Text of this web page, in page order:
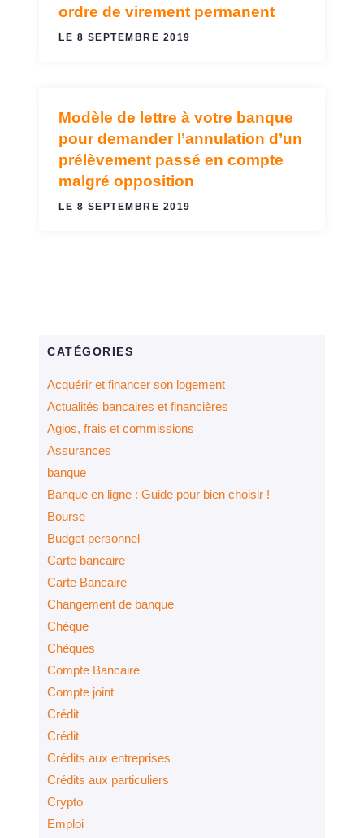
ordre de virement permanent
LE 8 SEPTEMBRE 2019
VIREMENTS ET PRÉLÈVEMENTS
Modèle de lettre à votre banque
pour demander l’annulation d’un
prélèvement passé en compte
malgré opposition
LE 8 SEPTEMBRE 2019
CATÉGORIES
Acquérir et financer son logement
Actualités bancaires et financières
Agios, frais et commissions
Assurances
banque
Banque en ligne : Guide pour bien choisir !
Bourse
Budget personnel
Carte bancaire
Carte Bancaire
Changement de banque
Chèque
Chèques
Compte Bancaire
Compte joint
Crédit
Crédit
Crédits aux entreprises
Crédits aux particuliers
Crypto
Emploi